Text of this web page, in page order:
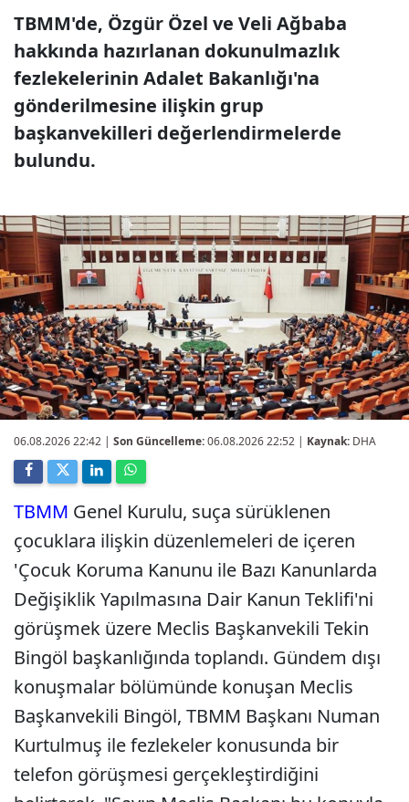
TBMM'de, Özgür Özel ve Veli Ağbaba
hakkında hazırlanan dokunulmazlık
fezlekelerinin Adalet Bakanlığı'na
gönderilmesine ilişkin grup
başkanvekilleri değerlendirmelerde
bulundu.
06.08.2026 22:42 | Son Güncelleme:06.08.2026 22:52 | Kaynak: DHA
TBMM Genel Kurulu, suça sürüklenen
çocuklara ilişkin düzenlemeleri de içeren
'Çocuk Koruma Kanunu ile Bazı Kanunlarda
Değişiklik Yapılmasına Dair Kanun Teklifi'ni
görüşmek üzere Meclis Başkanvekili Tekin
Bingöl başkanlığında toplandı. Gündem dışı
konuşmalar bölümünde konuşan Meclis
Başkanvekili Bingöl, TBMM Başkanı Numan
Kurtulmuş ile fezlekeler konusunda bir
telefon görüşmesi gerçekleştirdiğini